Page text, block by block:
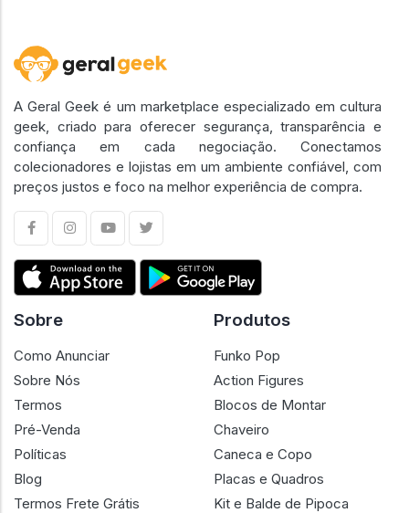
A Geral Geek é um marketplace especializado em cultura
geek, criado para oferecer segurança, transparência e
confiança em cada negociação. Conectamos
colecionadores e lojistas em um ambiente confiável, com
preços justos e foco na melhor experiência de compra.
Sobre
Como Anunciar
Sobre Nós
Termos
Pré-Venda
Políticas
Blog
Termos Frete Grátis
Produtos
Funko Pop
Action Figures
Blocos de Montar
Chaveiro
Caneca e Copo
Placas e Quadros
Kit e Balde de Pipoca